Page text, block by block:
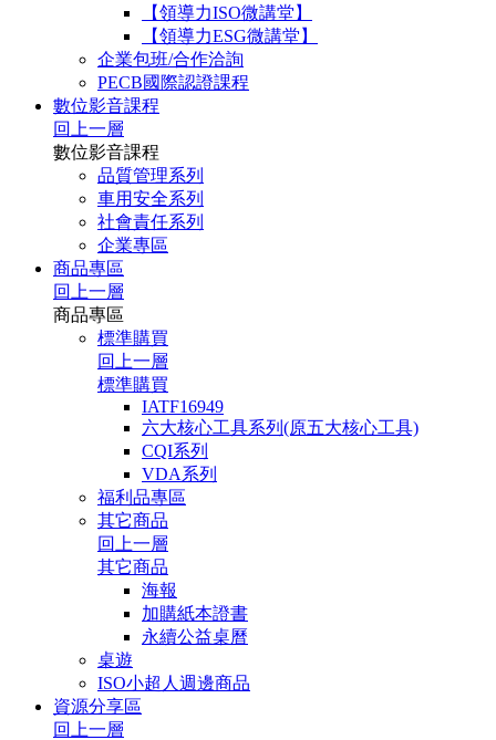
【領導力ISO微講堂】
【領導力ESG微講堂】
企業包班/合作洽詢
PECB國際認證課程
數位影音課程
回上一層
數位影音課程
品質管理系列
車用安全系列
社會責任系列
企業專區
商品專區
回上一層
商品專區
標準購買
回上一層
標準購買
IATF16949
六大核心工具系列(原五大核心工具)
CQI系列
VDA系列
福利品專區
其它商品
回上一層
其它商品
海報
加購紙本證書
永續公益桌曆
桌遊
ISO小超人週邊商品
資源分享區
回上一層